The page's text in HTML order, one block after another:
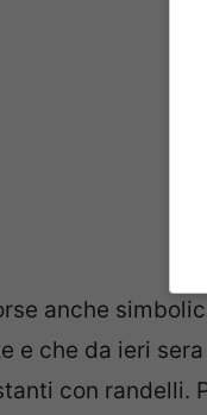
anche
e che da ieri
con randelli.